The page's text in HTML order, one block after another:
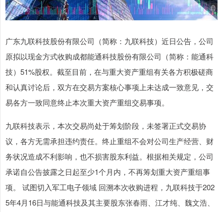
广东九联科技股份有限公司（简称：九联科技）近日公告，公司
原拟以现金方式收购成都能通科技股份有限公司（简称：能通科
技）51%股权。截至目前，在与重大资产重组有关各方积极磋商
和认真讨论后，双方在交易方案核心事项上未达成一致意见，交
易各方一致同意终止本次重大资产重组交易事项。
九联科技表示，本次交易尚处于筹划阶段，未签署正式交易协
议，各方无需承担违约责任。终止重组不会对公司生产经营、财
务状况造成不利影响，也不损害股东利益。根据相关规定，公司
承诺自公告披露之日起至少1个月内，不再筹划重大资产重组事
项。 试图切入军工电子领域 回溯本次收购进程，九联科技于202
5年4月16日与能通科技及其主要股东张春雨、江才纯、魏文浩、